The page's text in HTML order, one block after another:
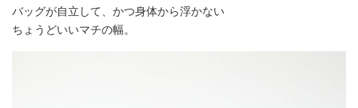
バッグが自立して、かつ身体から浮かない
ちょうどいいマチの幅。